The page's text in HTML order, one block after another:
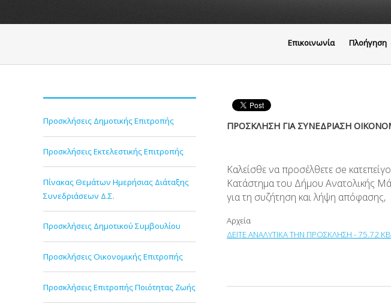
Eπικοινωνία Πλοήγηση
Προσκλήσεις Δημοτικής Επιτροπής
Προσκλήσεις Εκτελεστικής Επιτροπής
Πίνακας Θεμάτων Ημερήσιας Διάταξης
Συνεδριάσεων Δ.Σ.
Προσκλήσεις Δημοτικού Συμβουλίου
Προσκλήσεις Οικονομικής Επιτροπής
Προσκλήσεις Επιτροπής Ποιότητας Ζωής
ΠΡΟΣΚΛΗΣΗ ΓΙΑ ΣΥΝΕΔΡΙΑΣΗ
Καλείσθε να προσέλθετε σe
Κατάστημα του Δήμου Ανατολικής
για τη συζήτηση και λήψη απόφασης,
Αρχεία
ΔΕΙΤΕ ΑΝΑΛΥΤΙΚΑ ΤΗΝ ΠΡΟΣΚΛΗΣΗ - 75.72 KB